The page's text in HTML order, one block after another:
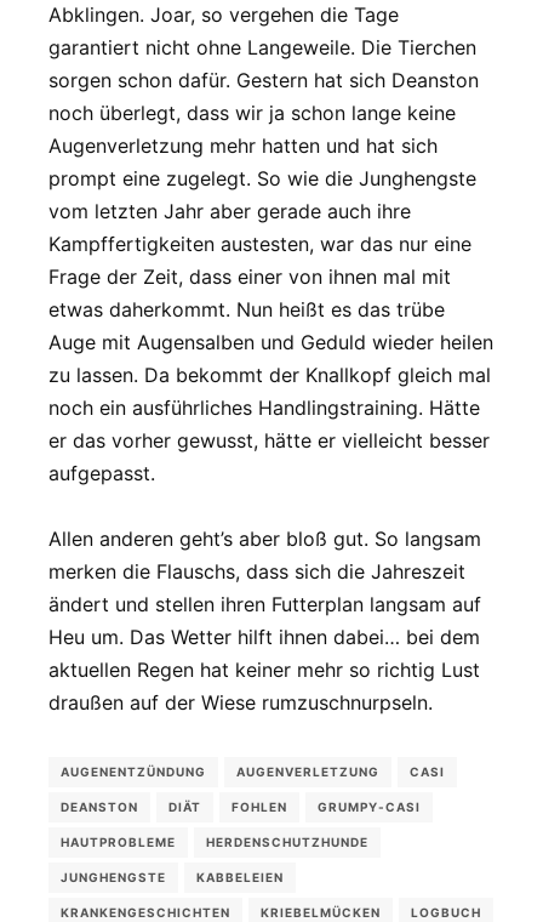
Abklingen. Joar, so vergehen die Tage
garantiert nicht ohne Langeweile. Die Tierchen
sorgen schon dafür. Gestern hat sich Deanston
noch überlegt, dass wir ja schon lange keine
Augenverletzung mehr hatten und hat sich
prompt eine zugelegt. So wie die Junghengste
vom letzten Jahr aber gerade auch ihre
Kampffertigkeiten austesten, war das nur eine
Frage der Zeit, dass einer von ihnen mal mit
etwas daherkommt. Nun heißt es das trübe
Auge mit Augensalben und Geduld wieder heilen
zu lassen. Da bekommt der Knallkopf gleich mal
noch ein ausführliches Handlingstraining. Hätte
er das vorher gewusst, hätte er vielleicht besser
aufgepasst.
Allen anderen geht’s aber bloß gut. So langsam
merken die Flauschs, dass sich die Jahreszeit
ändert und stellen ihren Futterplan langsam auf
Heu um. Das Wetter hilft ihnen dabei… bei dem
aktuellen Regen hat keiner mehr so richtig Lust
draußen auf der Wiese rumzuschnurpseln.
AUGENENTZÜNDUNG AUGENVERLETZUNG CASI
DEANSTON DIÄT FOHLEN GRUMPY-CASI
HAUTPROBLEME HERDENSCHUTZHUNDE
JUNGHENGSTE KABBELEIEN
KRANKENGESCHICHTEN KRIEBELMÜCKEN LOGBUCH